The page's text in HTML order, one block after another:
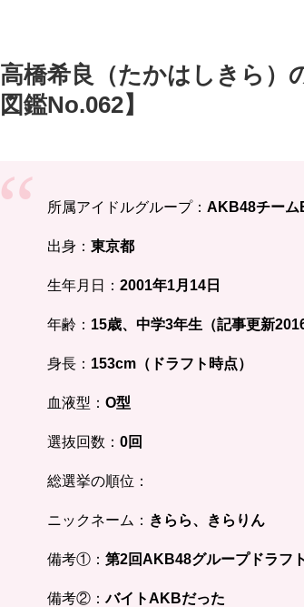
高橋希良（たかはしきら）
図鑑No.062】
所属アイドルグループ： AKB48チーム
出身： 東京都
生年月日： 2001年1月14日
年齢： 15歳、中学3年生（記事更新
身長： 153cm（ドラフト時点）
血液型： O型
選抜回数： 0回
総選挙の順位：
ニックネーム： きらら、きらりん
備考①： 第2回AKB48グループドラフ
備考②：バイトAKBだった